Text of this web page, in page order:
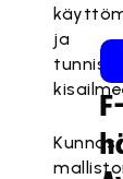
ja
Kunnas-